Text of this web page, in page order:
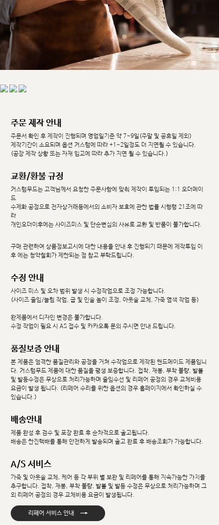
주문 제작 안내
주문서 확인 후 제작이 진행되며 영업일기준 약 7~9일(주말 및 공휴일 제외)
제작기간이 소요되며 옵션 커스텀에 따라 +1~2일정도 더 지연될 수 있습니다.
(공장 제작 상황 또는 자재 입고에 따라 추가 지연 될 수 있습니다.)
교환/환불 규정
커스텀무드는 고객님께서 요청한 주문사항에 맞춰 제작이 투입되는 1:1 오더메이
드
수제화 공정으로 전자상거래등에서의 소비자 보호에 관한 법률 시행령 21조에 따
라
개인오더이후에는 사이즈미스 및 단순변심의 사유로 교환 및 반품이 불가합니다.
구매 관련하여 상품정보고시에 대한 내용을 안내 후 진행되기 때문에 제작투입 이
후 에는 청약철회가 제한되는 점 참고 부탁드립니다.
수정 안내
사이즈 미스 및 오차 범위 발생 시 수정작업으로 조정 가능합니다.
(사이즈 줄임/늘림 작업, 굽 및 인솔 높이 조정, 아웃솔 교체, 가죽 염색 작업 등)
완제품에서 디자인 변경은 불가합니다.
수정 작업이 필요 시 AS 접수 및 카카오톡 문의 주시면 안내 드립니다.
품질보증 안내
본 제품은 엄격한 품질관리와 공정을 거쳐 수작업으로 제작된 핸드메이드 제품입니
다. 커스텀무드 제품에 대한 품질을 평생 보증합니다. 접착, 재봉, 부착 불량, 발볼
및 발등수정은 무상으로 처리가능하며 줄임수선 및 리페어 공정의 경우 교체비용
요금이 발생 됩니다. (리페어 수리를 위한 옵션의 경우 홈페이지에서 확인하실 수
있습니다.)
배송안내
제품 완성 후 검수 및 포장 완료 후 순차적으로 출고됩니다.
배송은 한진택배를 통해 안전하게 발송되며 출고 완료 후 배송조회가 가능합니다.
A/S 서비스
가죽 및 아웃솔 교체, 케어 등 각 부위 별 보완 및 리페어를 통해 지속가능한 가치를
추구합니다. 접착, 재봉, 부착 불량, 발볼 및 발등 수정은 무상으로 처리가능하며 그
외 리페어 공정의 경우 교체비용 요금이 발생됩니다.
리페어 서비스 안내 →